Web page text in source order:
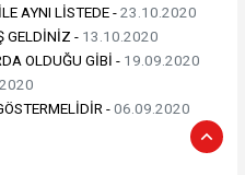
AYNI LİSTEDE -23.10.2020
GELDİNİZ - 13.10.2020
OLDUĞU GİBİ - 19.09.2020
-06.09.2020